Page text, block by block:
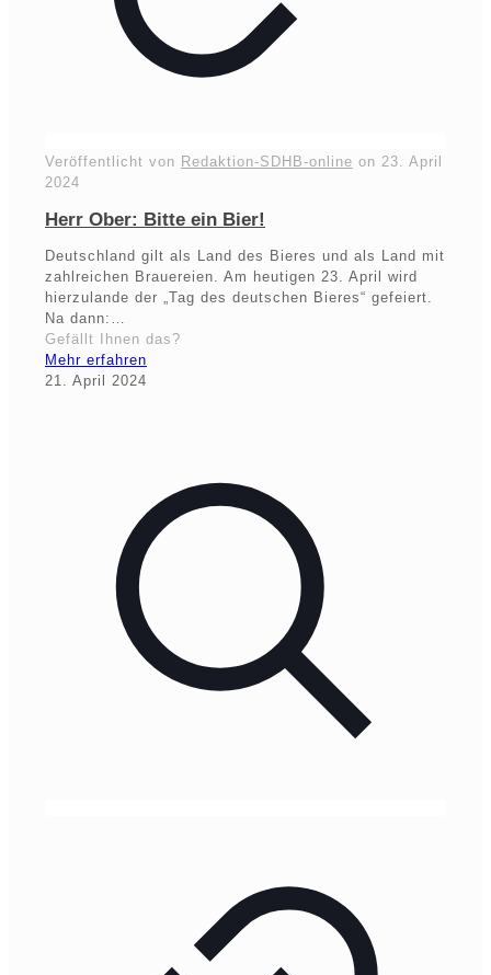
Veröffentlicht von Redaktion-SDHB-online on 23. April
2024
Herr Ober: Bitte ein Bier!
Deutschland gilt als Land des Bieres und als Land mit
zahlreichen Brauereien. Am heutigen 23. April wird
hierzulande der „Tag des deutschen Bieres“ gefeiert.
Na dann:…
Gefällt Ihnen das?
Mehr erfahren
21. April 2024